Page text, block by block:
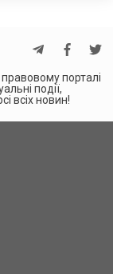
порталі
події,
всіх новин!